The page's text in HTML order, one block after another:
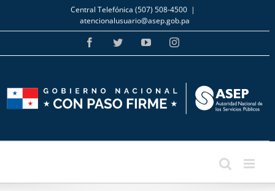
Skip
to
content
Central Telefónica (507) 508-4500 |
atencionalusuario@asep.gob.pa
FacebookTwitterYouTubeInstagram